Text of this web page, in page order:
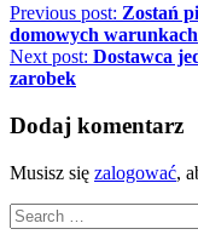
Nawigacja
wpisu
Previous post: Zostań
domowych warunkach
Next post: Dostawca
zarobek
Dodaj komentarz
Musisz się zalogować,
Search
for: